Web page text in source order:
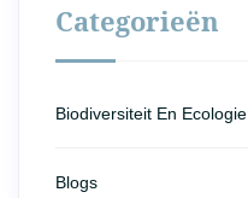
Categorieën
Biodiversiteit En Ecologie
Blogs